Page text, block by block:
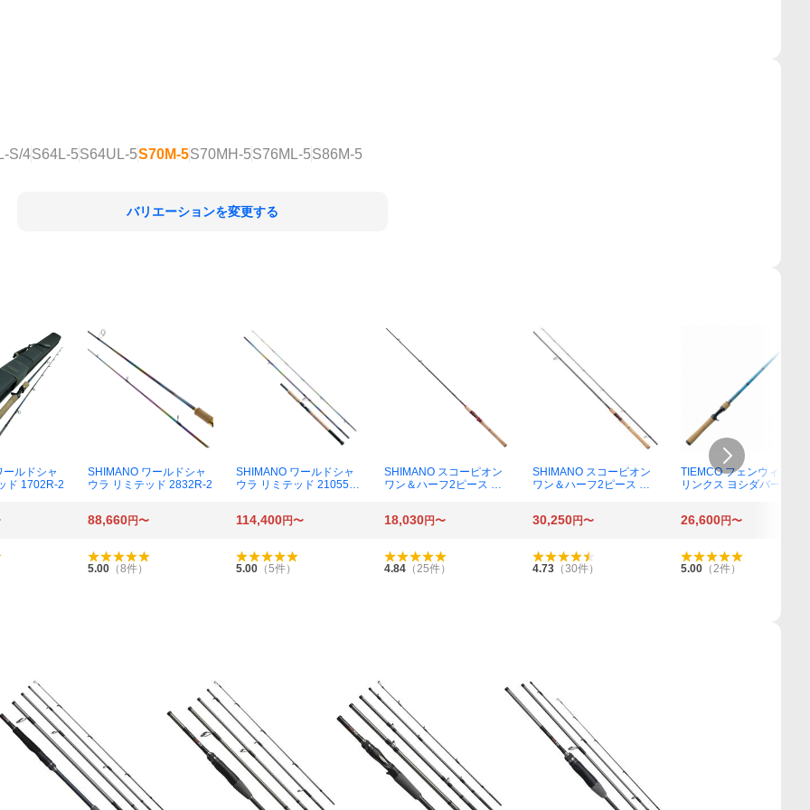
S/4S64L-5S64UL-5S70M-5S70MH-5S76ML-5S86M-5
バリエーションを変更する
ルドシャ
ド 1702R-2
SHIMANO ワールドシャ
ウラ リミテッド 2832R-2
SHIMANO ワールドシャ
ウラ リミテッド 21055R-
SHIMANO スコーピオン
ワン＆ハーフ2ピース ベ
SHIMANO スコーピオン
ワン＆ハーフ2ピース ス
TIEMCO フェンウィック
リンクス ヨシダバージョ
88,660円〜 114,400円〜 18,030円〜 30,250円〜 26,600円〜
5.00 （8件） 5.00 （5件） 4.84 （25件） 4.73 （30件） 5.00 （2件）